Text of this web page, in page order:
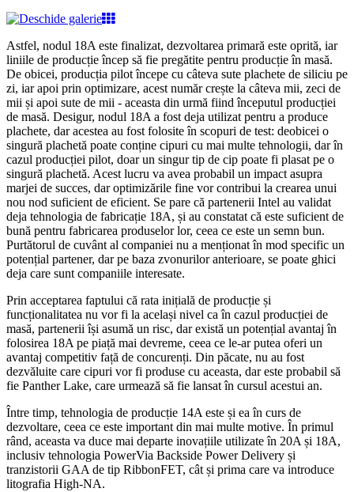
Astfel, nodul 18A este finalizat, dezvoltarea primară este oprită, iar
liniile de producție încep să fie pregătite pentru producție în masă.
De obicei, producția pilot începe cu câteva sute plachete de siliciu pe
zi, iar apoi prin optimizare, acest număr crește la câteva mii, zeci de
mii și apoi sute de mii - aceasta din urmă fiind începutul producției
de masă. Desigur, nodul 18A a fost deja utilizat pentru a produce
plachete, dar acestea au fost folosite în scopuri de test: deobicei o
singură plachetă poate conține cipuri cu mai multe tehnologii, dar în
cazul producției pilot, doar un singur tip de cip poate fi plasat pe o
singură plachetă. Acest lucru va avea probabil un impact asupra
marjei de succes, dar optimizările fine vor contribui la crearea unui
nou nod suficient de eficient. Se pare că partenerii Intel au validat
deja tehnologia de fabricație 18A, și au constatat că este suficient de
bună pentru fabricarea produselor lor, ceea ce este un semn bun.
Purtătorul de cuvânt al companiei nu a menționat în mod specific un
potențial partener, dar pe baza zvonurilor anterioare, se poate ghici
deja care sunt companiile interesate.
Prin acceptarea faptului că rata inițială de producție și
funcționalitatea nu vor fi la același nivel ca în cazul producției de
masă, partenerii își asumă un risc, dar există un potențial avantaj în
folosirea 18A pe piață mai devreme, ceea ce le-ar putea oferi un
avantaj competitiv față de concurenți. Din păcate, nu au fost
dezvăluite care cipuri vor fi produse cu aceasta, dar este probabil să
fie Panther Lake, care urmează să fie lansat în cursul acestui an.
Între timp, tehnologia de producție 14A este și ea în curs de
dezvoltare, ceea ce este important din mai multe motive. În primul
rând, aceasta va duce mai departe inovațiile utilizate în 20A și 18A,
inclusiv tehnologia PowerVia Backside Power Delivery și
tranzistorii GAA de tip RibbonFET, cât și prima care va introduce
litografia High-NA.